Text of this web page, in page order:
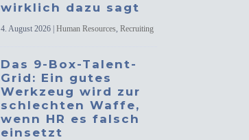
wirklich dazu sagt
4. August 2026 |Human Resources,Recruiting
Das 9-Box-Talent-
Grid: Ein gutes
Werkzeug wird zur
schlechten Waffe,
wenn HR es falsch
einsetzt